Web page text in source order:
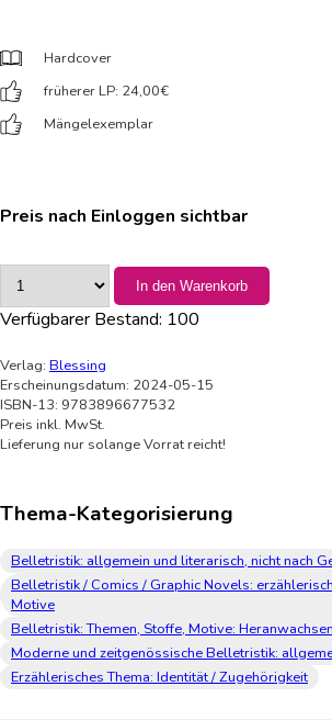
Hardcover
früherer LP: 24,00€
Mängelexemplar
Preis nach Einloggen sichtbar
In den Warenkorb
Verfügbarer Bestand: 100
Verlag: Blessing
Erscheinungsdatum: 2024-05-15
ISBN-13: 9783896677532
Preis inkl. MwSt.
Lieferung nur solange Vorrat reicht!
Thema-Kategorisierung
Belletristik: allgemein und literarisch, nicht nach
Belletristik / Comics / Graphic Novels:
Motive
Belletristik: Themen, Stoffe, Motive: Heranwachsen
Moderne und zeitgenössische Belletristik:
Erzählerisches Thema: Identität / Zugehörigkeit